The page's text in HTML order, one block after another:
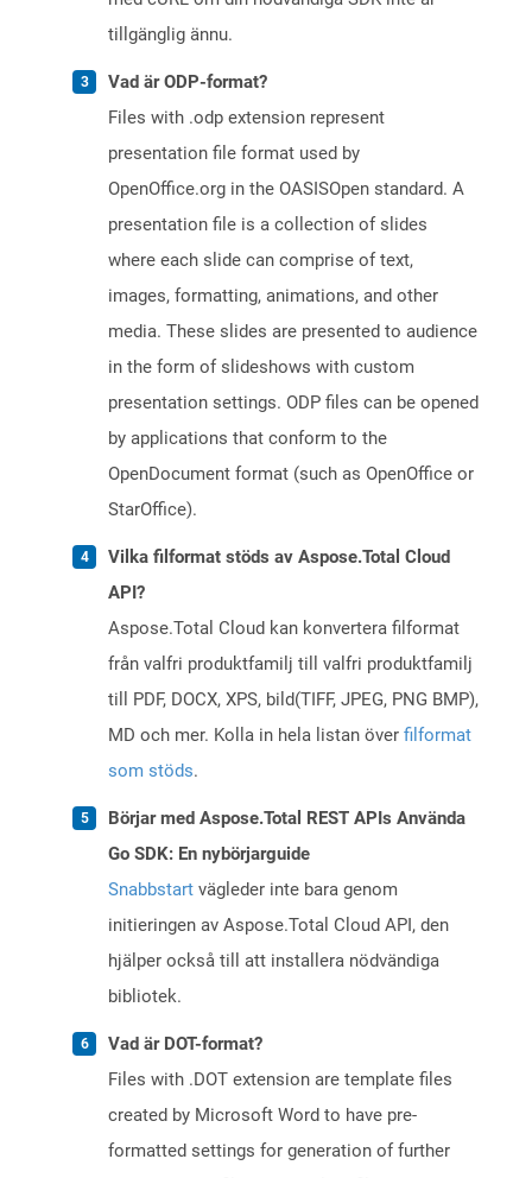
tillgänglig ännu.
Vad är ODP-format?
Files with .odp extension represent
presentation file format used by
OpenOffice.org in the OASISOpen standard. A
presentation file is a collection of slides
where each slide can comprise of text,
images, formatting, animations, and other
media. These slides are presented to audience
in the form of slideshows with custom
presentation settings. ODP files can be opened
by applications that conform to the
OpenDocument format (such as OpenOffice or
StarOffice).
Vilka filformat stöds av Aspose.Total Cloud
API?
Aspose.Total Cloud kan konvertera filformat
från valfri produktfamilj till valfri produktfamilj
till PDF, DOCX, XPS, bild(TIFF, JPEG, PNG BMP),
MD och mer. Kolla in hela listan över filformat
som stöds.
Börjar med Aspose.Total REST APIs Använda
Go SDK: En nybörjarguide
Snabbstart vägleder inte bara genom
initieringen av Aspose.Total Cloud API, den
hjälper också till att installera nödvändiga
bibliotek.
Vad är DOT-format?
Files with .DOT extension are template files
created by Microsoft Word to have pre-
formatted settings for generation of further